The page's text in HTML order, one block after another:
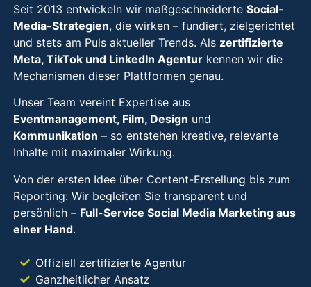
Seit 2013 entwickeln wir maßgeschneiderte Social-
Media-Strategien, die wirken – fundiert, zielgerichtet
und stets am Puls aktueller Trends. Als zertifizierte
Meta, TikTok und LinkedIn Agenturkennen wir die
Mechanismen dieser Plattformen genau.
Unser Team vereint Expertise aus
Eventmanagement, Film, Design und
Kommunikation – so entstehen kreative, relevante
Inhalte mit maximaler Wirkung.
Von der ersten Idee über Content-Erstellung bis zum
Reporting: Wir begleiten Sie transparent und
persönlich – Full-Service Social Media Marketing aus
einer Hand.
Offiziell zertifizierte Agentur
Ganzheitlicher Ansatz